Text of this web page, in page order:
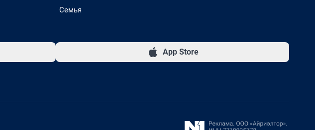
Семья
App Store